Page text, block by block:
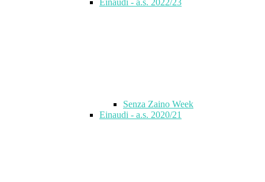
Einaudi - a.s. 2022/23
Senza Zaino Week
Einaudi - a.s. 2020/21